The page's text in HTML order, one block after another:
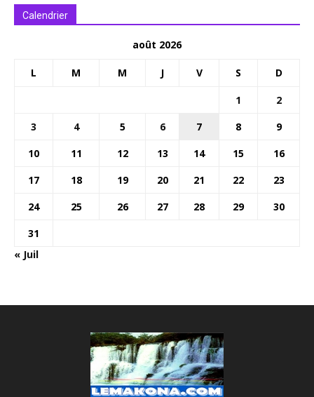
Calendrier
août 2026
L M M J V S D
1
2
3
4 5 6 7 8
9
10
11 12 13 14 15
16
17
18 19 20 21 22
23
24
25 26 27 28 29
30
31
« Juil